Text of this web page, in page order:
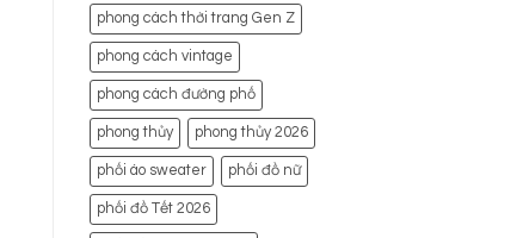
phong cách thời trang Gen Z
phong cách vintage
phong cách đường phố
phong thủy phong thủy 2026
phối áo sweater phối đồ nữ
phối đồ Tết 2026